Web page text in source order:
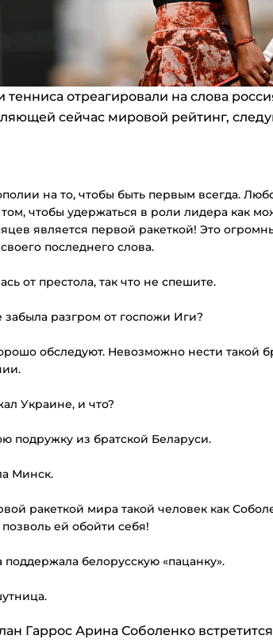
отреагировали на слова
сейчас мировой рейтинг,
на то, чтобы быть первым всегда.
том, чтобы удержаться в роли лидера как
является первой ракеткой! Это
последнего слова.
от престола, так что не спешите.
забыла разгром от госпожи Иги?
обследуют. Невозможно нести такой
Украине, и что?
подружку из братской Беларуси.
Минск.
ракеткой мира такой человек как
ей обойти себя!
поддержала белорусскую «пацанку».
Гаррос Арина Соболенко